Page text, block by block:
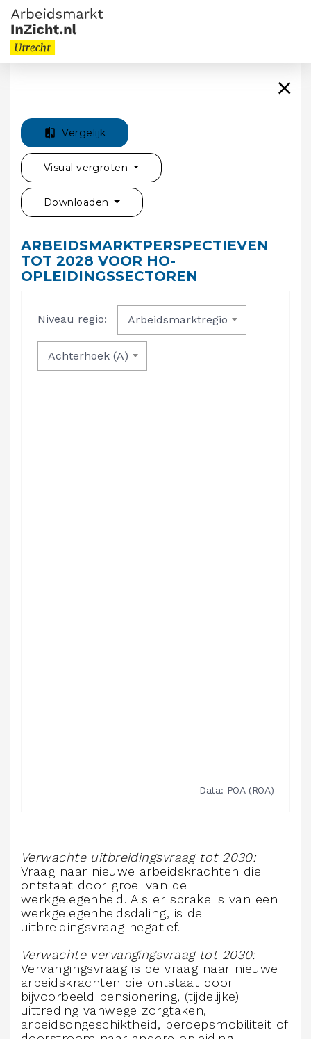
Vergelijk
Visual vergroten
Downloaden
ARBEIDSMARKTPERSPECTIEVEN
TOT 2028 VOOR HO-
OPLEIDINGSSECTOREN
Verwachte uitbreidingsvraag tot 2030:
Vraag naar nieuwe arbeidskrachten die
ontstaat door groei van de
werkgelegenheid. Als er sprake is van een
werkgelegenheidsdaling, is de
uitbreidingsvraag negatief.
Verwachte vervangingsvraag tot 2030:
Vervangingsvraag is de vraag naar nieuwe
arbeidskrachten die ontstaat door
bijvoorbeeld pensionering, (tijdelijke)
uittreding vanwege zorgtaken,
arbeidsongeschiktheid, beroepsmobiliteit of